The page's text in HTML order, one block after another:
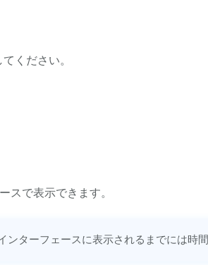
ください。
スで表示できます。
ターフェースに表示されるまでには時間